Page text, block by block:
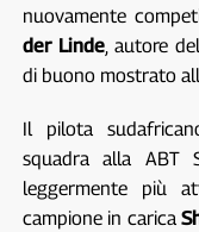
nuovamente
der Linde, autore
di buono mostrato
Il pilota
squadra alla ABT
leggermente più
campione in carica